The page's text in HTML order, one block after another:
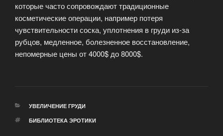
которые часто сопровождают традиционные
косметические операции, например потеря
чувствительности соска, уплотнения в груди из-за
рубцов, медленное, болезненное восстановление,
непомерные цены от 4000$ до 8000$.
РУБРИКИ
УВЕЛИЧЕНИЕ ГРУДИ
МЕТКИ
БИБЛИОТЕКА ЭРОТИКИ